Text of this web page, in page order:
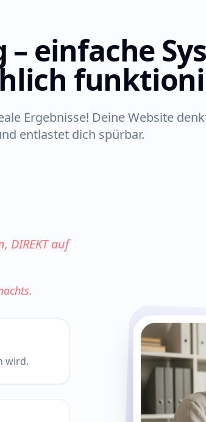
– einfache
Ergebnisse! Deine Website
entlastet dich spürbar.
DIREKT auf
wird.